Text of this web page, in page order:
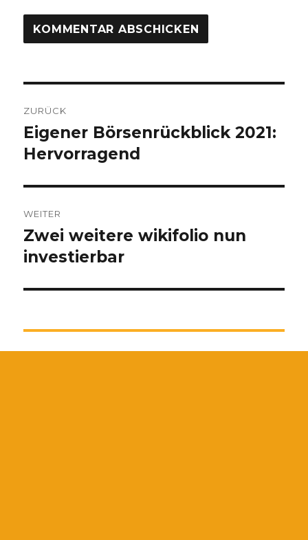
ZURÜCK
Vorheriger
Beitrag:
Eigener Börsenrückblick 2021:
Hervorragend
WEITER
Nächster
Beitrag:
Zwei weitere wikifolio nun
investierbar